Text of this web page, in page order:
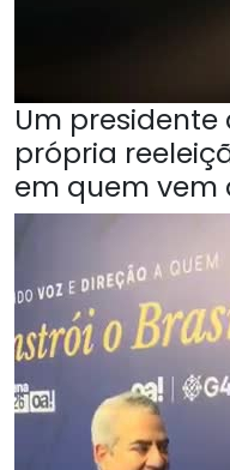
Um
própria
em quem vem